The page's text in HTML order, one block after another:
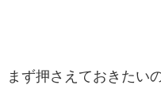
まず押さえておきたい